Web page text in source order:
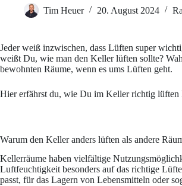
Tim Heuer 20. August 2024
Jeder weiß inzwischen, dass Lüften super
weißt Du, wie man den Keller lüften sollte?
bewohnten Räume, wenn es ums Lüften geht.
Hier erfährst du, wie Du im Keller richtig lüften
Warum den Keller anders lüften als andere
Kellerräume haben vielfältige
Luftfeuchtigkeit besonders auf das richtige
passt, für das Lagern von Lebensmitteln oder